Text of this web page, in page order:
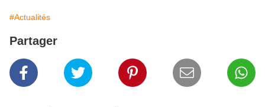
#Actualités
Partager